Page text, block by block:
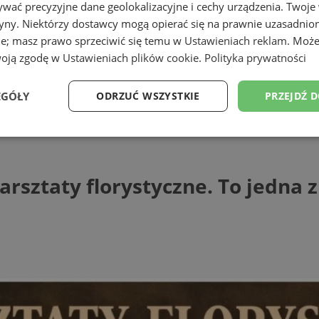
florystyczne. To jedna z atrakcji
florystyczne. To jedna
precyzyjne dane geolokalizacyjne i cechy urządzenia.
Niektórzy dostawcy mogą opierać się na prawnie
masz prawo sprzeciwić się temu w Ustawieniach reklam.
zgodę w Ustawieniach plików cookie. Polityka prywatności
PRZEJDŹ
ODRZUĆ WSZYSTKIE
Wydajność Targetowanie Funkcjonalność
Domena
przechowywania
Opis